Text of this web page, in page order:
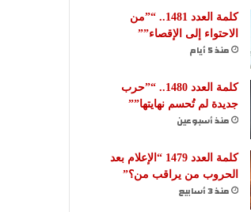
كلمة العدد 1481.. “”من
الاحتواء إلى الإقصاء””
منذ 5 أيام
كلمة العدد 1480.. “”حرب
جديدة لم تُحسم نهايتها””
منذ أسبوعين
كلمة العدد 1479 “الإعلام بعد
الحروب من يراقب من؟”
منذ 3 أسابيع